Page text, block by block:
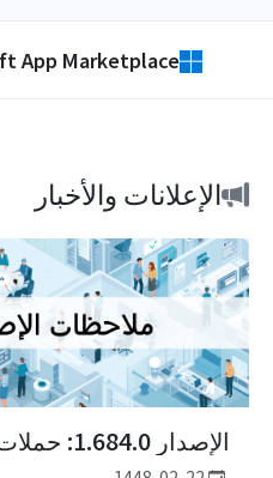
App Marketplace
الإعلانات والأخبار